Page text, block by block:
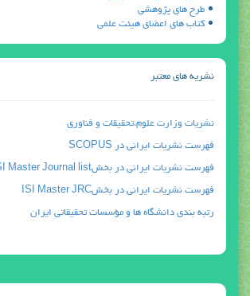
طرح هاي پژوهشي
كتاب هاي اعضاي هيئت علمي
نشریه های معتبر
نشريات وزارت علوم،تحقيقات و فناوري
فهرست نشريات ايراني در SCOPUS
فهرست نشريات ايراني در بخشISI Master Journal list
فهرست نشريات ايراني در بخشISI Master JRC
رتبه بندي دانشگاه ها و مؤسسات تحقيقاتي ايران